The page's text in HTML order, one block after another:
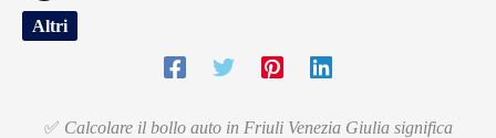
Altri
✅ Calcolare il bollo auto in Friuli Venezia Giulia significa